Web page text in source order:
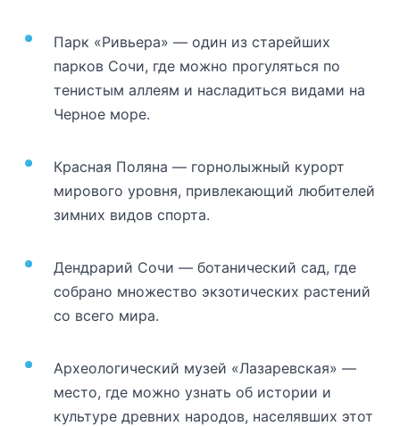
Парк «Ривьера» — один из старейших
парков Сочи, где можно прогуляться по
тенистым аллеям и насладиться видами на
Черное море.
Красная Поляна — горнолыжный курорт
мирового уровня, привлекающий любителей
зимних видов спорта.
Дендрарий Сочи — ботанический сад, где
собрано множество экзотических растений
со всего мира.
Археологический музей «Лазаревская» —
место, где можно узнать об истории и
культуре древних народов, населявших этот